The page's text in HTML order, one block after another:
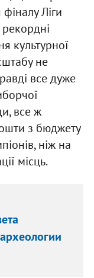
Ліги
культурної
не
все дуже
все ж
з бюджету
ніж на
місць.